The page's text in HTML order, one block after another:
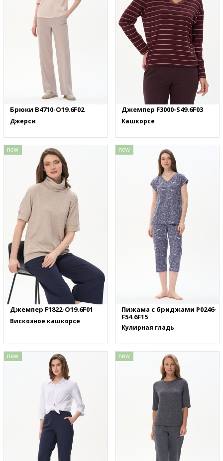
Брюки B4710-O19.6F02
Джерси
Джемпер F3000-S49.6F03
Кашкорсе
new
Джемпер F1822-O19.6F01
Вискозное кашкорсе
new
Пижама с бриджами P0246-
F54.6F15
Кулирная гладь
new new